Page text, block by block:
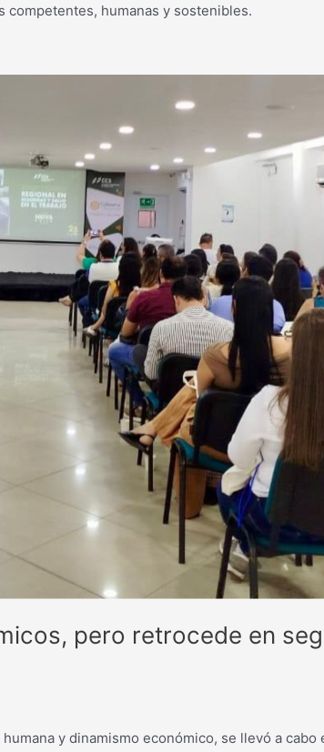
humanas y sostenibles.
pero retrocede en
y dinamismo económico, se llevó a